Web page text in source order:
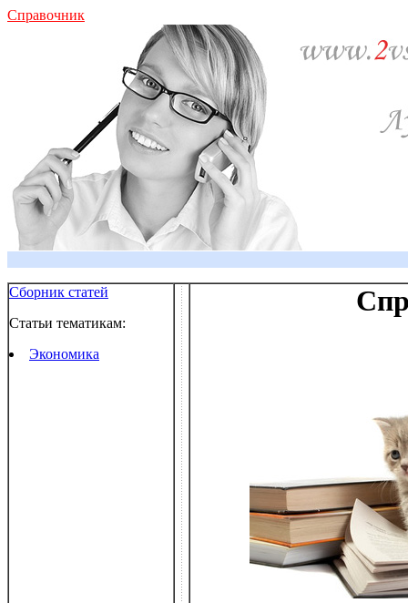
Справочник
Сборник статей
Статьи тематикам:
Экономика